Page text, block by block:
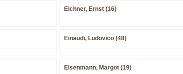
Eichner, Ernst (16)
Einaudi, Ludovico (48)
Eisenmann, Margot (19)